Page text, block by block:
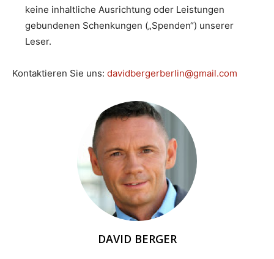
keine inhaltliche Ausrichtung oder Leistungen
gebundenen Schenkungen („Spenden“) unserer
Leser.
Kontaktieren Sie uns: davidbergerberlin@gmail.com
DAVID BERGER